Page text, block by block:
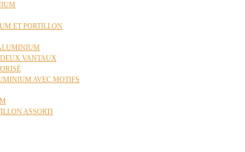
ET PORTILLON
VANTAUX
AVEC MOTIFS
ASSORTI